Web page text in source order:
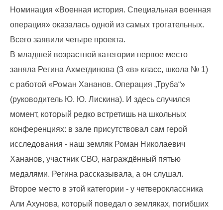
Номинация «Военная история. Специальная военная
операция» оказалась одной из самых трогательных.
Всего заявили четыре проекта.
В младшей возрастной категории первое место
заняла Регина Ахметдинова (3 «в» класс, школа № 1)
с работой «Роман Хананов. Операция „Труба“»
(руководитель Ю. Ю. Лискина). И здесь случился
момент, который редко встретишь на школьных
конференциях: в зале присутствовал сам герой
исследования - наш земляк Роман Николаевич
Хананов, участник СВО, награждённый пятью
медалями. Регина рассказывала, а он слушал.
Второе место в этой категории - у четвероклассника
Али Ахунова, который поведал о земляках, погибших